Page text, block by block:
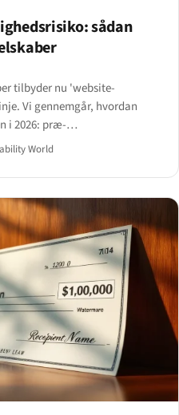
sådan
tilbyder nu 'website-
Vi gennemgår, hvordan
i 2026: præ-
undtagelser,
World